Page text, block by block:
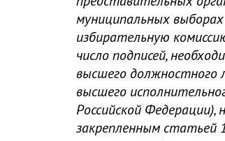
муниципальных
избирательную
число подписей,
высшего должностного
высшего
Российской Федерации),
закрепленным статьей